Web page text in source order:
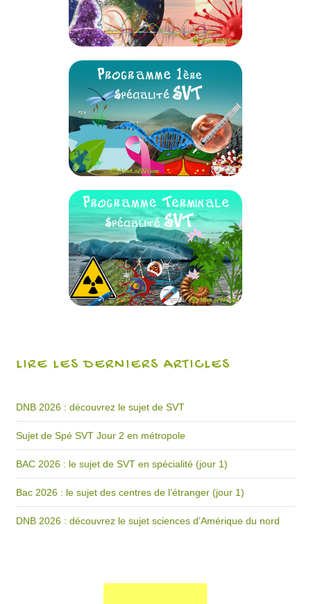
LIRE LES DERNIERS ARTICLES
DNB 2026 : découvrez le sujet de SVT
Sujet de Spé SVT Jour 2 en métropole
BAC 2026 : le sujet de SVT en spécialité (jour 1)
Bac 2026 : le sujet des centres de l’étranger (jour 1)
DNB 2026 : découvrez le sujet sciences d’Amérique du nord